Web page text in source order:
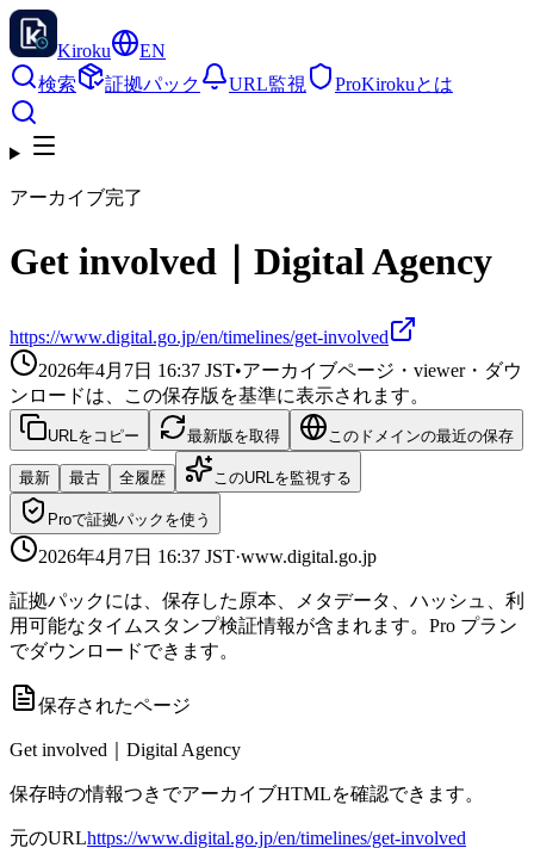
Kiroku
EN
検索
証拠パック URL監視 ProKirokuとは
アーカイブ完了
Get involved｜Digital Agency
https://www.digital.go.jp/en/timelines/get-involved
2026年4月7日 16:37 JST•アーカイブページ・viewer・ダウ
ンロードは、この保存版を基準に表示されます。
URLをコピー 最新版を取得 このドメインの最近の保存
最新 最古 全履歴 このURLを監視する
Proで証拠パックを使う
2026年4月7日 16:37 JST·www.digital.go.jp
証拠パックには、保存した原本、メタデータ、ハッシュ、利
用可能なタイムスタンプ検証情報が含まれます。Pro プラン
でダウンロードできます。
保存されたページ
Get involved｜Digital Agency
保存時の情報つきでアーカイブHTMLを確認できます。
元のURLhttps://www.digital.go.jp/en/timelines/get-involved